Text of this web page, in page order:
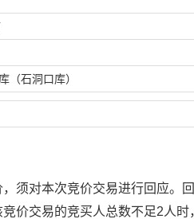
（石洞口库）
须对本次竞价交易进行回应。
价交易的竞买人总数不足2人